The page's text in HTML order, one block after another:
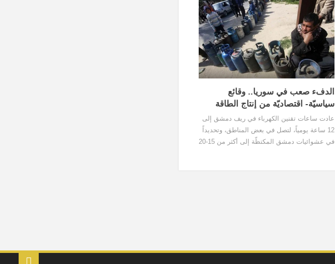
الدفء صعب في سوريا.. وقائع
سياسيّة- اقتصاديّة من إنتاج الطاقة
عادت ساعات تقنين الكهرباء في ريف دمشق إلى
12 ساعة يومياً، لتصل في بعض المناطق، وتحديداً
في عشوائيات دمشق المكتظّة إلى أكثر من 15-20